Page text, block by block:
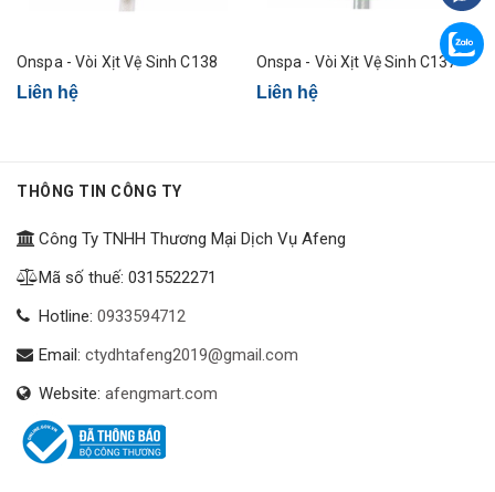
Onspa - Vòi Xịt Vệ Sinh C138
Liên hệ
Onspa - Vòi Xịt Vệ Sinh C137
Liên hệ
THÔNG TIN CÔNG TY
Công Ty TNHH Thương Mại Dịch Vụ Afeng
Mã số thuế: 0315522271
Hotline: 0933594712
Email: ctydhtafeng2019@gmail.com
Website: afengmart.com